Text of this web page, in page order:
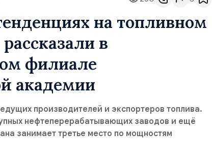
на топливном
в
филиале
академии
производителей и экспортеров топлива.
нефтеперерабатывающих заводов и ещё
занимает третье место по мощностям